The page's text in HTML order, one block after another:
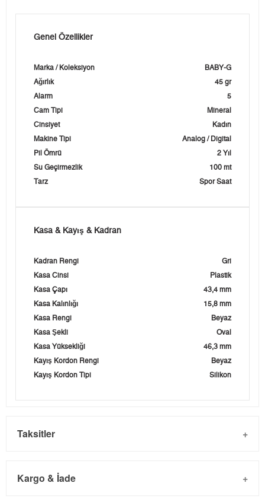
Genel Özellikler
Marka / Koleksiyon
BABY-G
Ağırlık
45 gr
Alarm
5
Cam Tipi
Mineral
Cinsiyet
Kadın
Makine Tipi
Analog / Digital
Pil Ömrü
2 Yıl
Su Geçirmezlik
100 mt
Tarz
Spor Saat
Kasa & Kayış & Kadran
Kadran Rengi
Gri
Kasa Cinsi
Plastik
Kasa Çapı
43,4 mm
Kasa Kalınlığı
15,8 mm
Kasa Rengi
Beyaz
Kasa Şekli
Oval
Kasa Yüksekliği
46,3 mm
Kayış Kordon Rengi
Beyaz
Kayış Kordon Tipi
Silikon
Taksitler
Kargo & İade